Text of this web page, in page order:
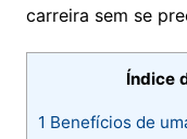
carreira sem se
Índice
1 Benefícios de